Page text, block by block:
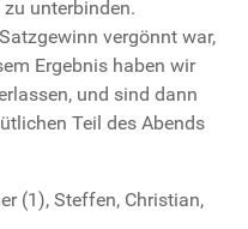
unterbinden.
vergönnt war,
Ergebnis haben wir
und sind dann
Teil des Abends
(1), Steffen, Christian,